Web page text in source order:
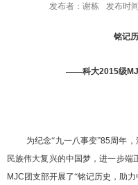
发布者：谢栋 发布时
铭记
——科大2015级
为纪念“九一八事变”85周年，
民族伟大复兴的中国梦，进一步端
MJC团支部开展了“铭记历史，助